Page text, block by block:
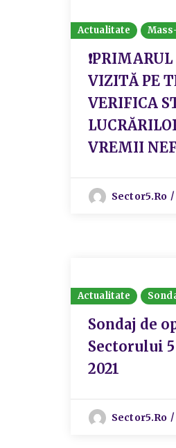
Actualitate
VIZITĂ PE
VERIFICA
VREMII
Sector5.ro
Actualitate
Sondaj de
Sectorului
2021
Sector5.ro